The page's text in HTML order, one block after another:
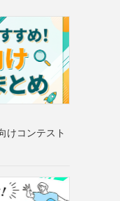
けコンテスト